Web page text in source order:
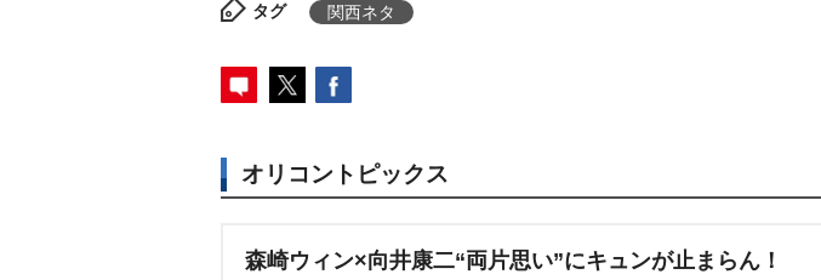
タグ 関西ネタ
オリコントピックス
森崎ウィン×向井康二“両片思い”にキュンが止まらん！